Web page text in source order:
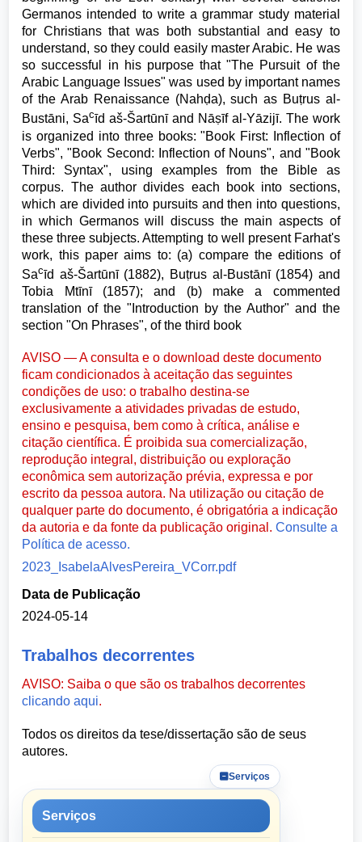
Germanos intended to write a grammar study material
for Christians that was both substantial and easy to
understand, so they could easily master Arabic. He was
so successful in his purpose that "The Pursuit of the
Arabic Language Issues" was used by important names
of the Arab Renaissance (Nahḍa), such as Buṭrus al-
Bustāni, Sacīd aš-Šartūnī and Nāṣīf al-Yāzijī. The work
is organized into three books: "Book First: Inflection of
Verbs", "Book Second: Inflection of Nouns", and "Book
Third: Syntax", using examples from the Bible as
corpus. The author divides each book into sections,
which are divided into pursuits and then into questions,
in which Germanos will discuss the main aspects of
these three subjects. Attempting to well present Farhat's
work, this paper aims to: (a) compare the editions of
Sacīd aš-Šartūnī (1882), Buṭrus al-Bustānī (1854) and
Tobia Mtīnī (1857); and (b) make a commented
translation of the "Introduction by the Author" and the
section "On Phrases", of the third book
AVISO — A consulta e o download deste documento
ficam condicionados à aceitação das seguintes
condições de uso: o trabalho destina-se
exclusivamente a atividades privadas de estudo,
ensino e pesquisa, bem como à crítica, análise e
citação científica. É proibida sua comercialização,
reprodução integral, distribuição ou exploração
econômica sem autorização prévia, expressa e por
escrito da pessoa autora. Na utilização ou citação de
qualquer parte do documento, é obrigatória a indicação
da autoria e da fonte da publicação original.Consulte a
Política de acesso.
2023_IsabelaAlvesPereira_VCorr.pdf
Data de Publicação
2024-05-14
Trabalhos decorrentes
AVISO: Saiba o que são os trabalhos decorrentes
clicando aqui.
Todos os direitos da tese/dissertação são de seus
autores.
Serviços
Serviços